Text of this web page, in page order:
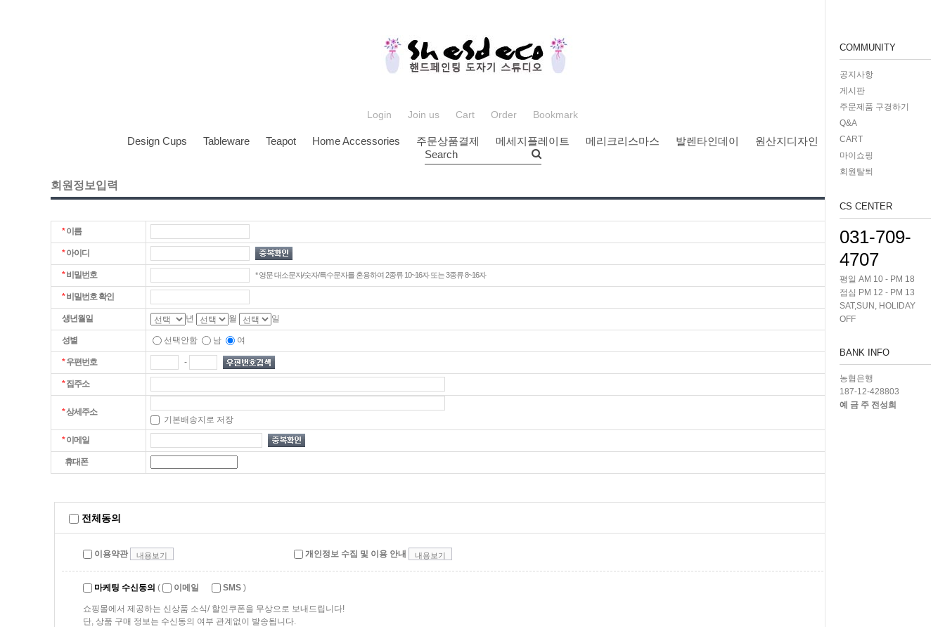
Login Join us Cart Order Bookmark
Design Cups Tableware Teapot Home Accessories 주문상품결제 메세지플레이트 메리크리스마스 발렌타인데이
원산지디자인
Search
COMMUNITY
공지사항
게시판
주문제품 구경하기
Q&A
CART
마이쇼핑
회원탈퇴
CS CENTER
031-709-
4707
평일 AM 10 - PM 18
점심 PM 12 - PM 13
SAT,SUN, HOLIDAY
OFF
BANK INFO
농협은행
187-12-428803
예 금 주 전성희
회원정보입력
*이름
*아이디
*비밀번호 * 영문 대소문자/숫자/특수문자를 혼용하여 2종류 10~16자 또는 3종류 8~16자
*비밀번호 확인
생년월일 년 월 일
성별 선택안함 남 여
*우편번호 -
*집주소
*상세주소
기본배송지로 저장
*이메일
휴대폰
전체동의
이용약관 내용보기 개인정보 수집 및 이용 안내 내용보기
마케팅 수신동의 ( 이메일 SMS )
쇼핑몰에서 제공하는 신상품 소식/ 할인쿠폰을 무상으로 보내드립니다!
단, 상품 구매 정보는 수신동의 여부 관계없이 발송됩니다.